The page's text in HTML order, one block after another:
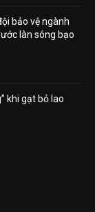
bảo vệ ngành
làn sóng bạo
khi gạt bỏ lao